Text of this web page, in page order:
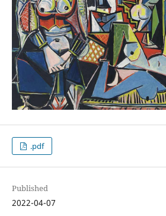
.pdf
Published
2022-04-07